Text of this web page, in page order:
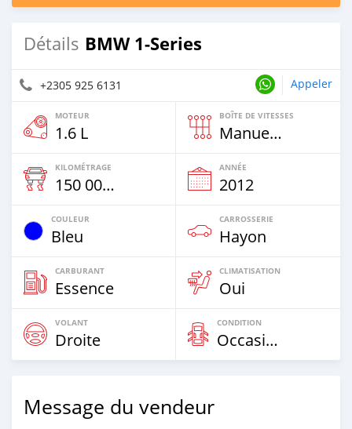
Détails BMW 1-Series
+2305 925 6131 Appeler
MOTEUR
1.6 L
BOÎTE DE VITESSES
Manuelle
KILOMÉTRAGE
150 000 Km
ANNÉE
2012
COULEUR
Bleu
CARROSSERIE
Hayon
CARBURANT
Essence
CLIMATISATION
Oui
VOLANT
Droite
CONDITION
Occasion
Message du vendeur